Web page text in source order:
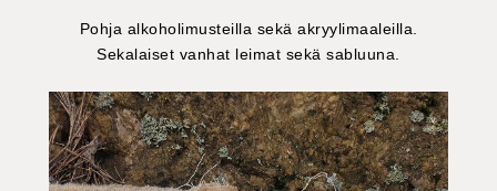
Pohja alkoholimusteilla sekä akryylimaaleilla.
Sekalaiset vanhat leimat sekä sabluuna.